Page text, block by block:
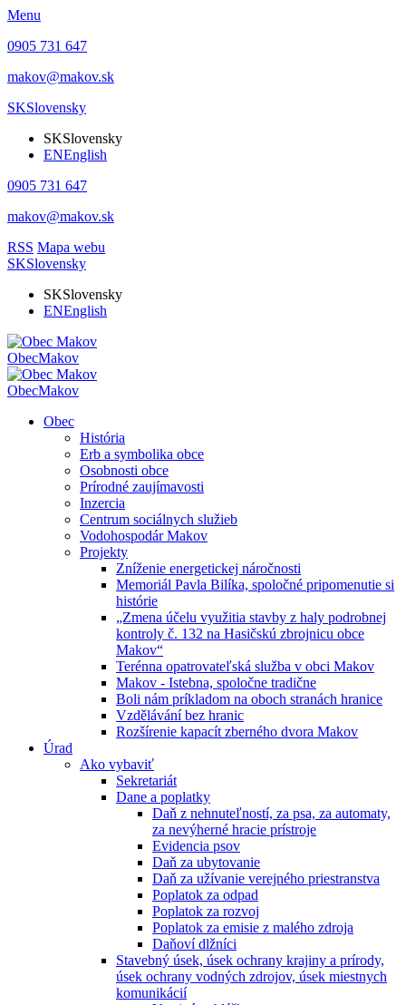
Menu
0905 731 647
makov@makov.sk
SKSlovensky
SKSlovensky
ENEnglish
0905 731 647
makov@makov.sk
RSS Mapa webu
SKSlovensky
SKSlovensky
ENEnglish
ObecMakov
ObecMakov
Obec
História
Erb a symbolika obce
Osobnosti obce
Prírodné zaujímavosti
Inzercia
Centrum sociálnych služieb
Vodohospodár Makov
Projekty
Zníženie energetickej náročnosti
Memoriál Pavla Bilíka, spoločné pripomenutie si
histórie
„Zmena účelu využitia stavby z haly podrobnej
kontroly č. 132 na Hasičskú zbrojnicu obce
Makov“
Terénna opatrovateľská služba v obci Makov
Makov - Istebna, spoločne tradične
Boli nám príkladom na oboch stranách hranice
Vzdělávání bez hranic
Rozšírenie kapacít zberného dvora Makov
Úrad
Ako vybaviť
Sekretariát
Dane a poplatky
Daň z nehnuteľností, za psa, za automaty,
za nevýherné hracie prístroje
Evidencia psov
Daň za ubytovanie
Daň za užívanie verejného priestranstva
Poplatok za odpad
Poplatok za rozvoj
Poplatok za emisie z malého zdroja
Daňoví dlžníci
Stavebný úsek, úsek ochrany krajiny a prírody,
úsek ochrany vodných zdrojov, úsek miestnych
komunikácií